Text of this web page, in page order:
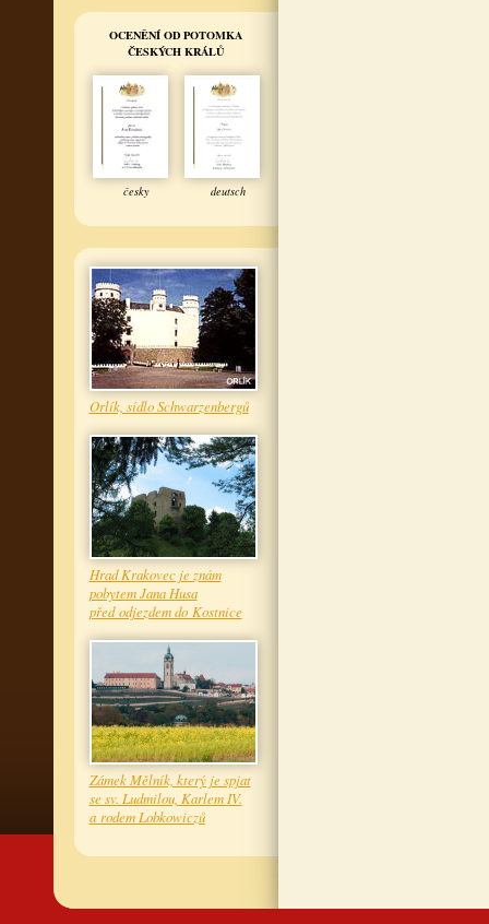
OCENĚNÍ OD POTOMKA
ČESKÝCH KRÁLŮ
česky deutsch
Orlík, sídlo Schwarzenbergů
Hrad Krakovec je znám
pobytem Jana Husa
před odjezdem do Kostnice
Zámek Mělník, který je spjat
se sv. Ludmilou, Karlem IV.
a rodem Lobkowiczů